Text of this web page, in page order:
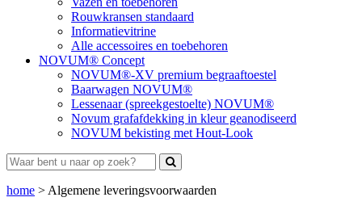
Rouwkransen standaard
Informatievitrine
Alle accessoires en toebehoren
NOVUM® Concept
NOVUM®-XV premium begraaftoestel
Baarwagen NOVUM®
Lessenaar (spreekgestoelte) NOVUM®
Novum grafafdekking in kleur geanodiseerd
NOVUM bekisting met Hout-Look
home > Algemene leveringsvoorwaarden